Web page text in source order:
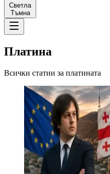
Светла
Тъмна
Платина
Всички статии за платината